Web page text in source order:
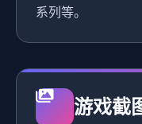
系列等。
游戏截